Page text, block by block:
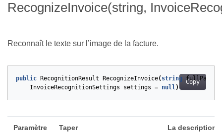
RecognizeInvoice(string,
Reconnaît le texte sur l’image de la facture.
Copy
public RecognitionResult RecognizeInvoice( string fullPath
InvoiceRecognitionSettings
settings = null)
Paramètre Taper La description